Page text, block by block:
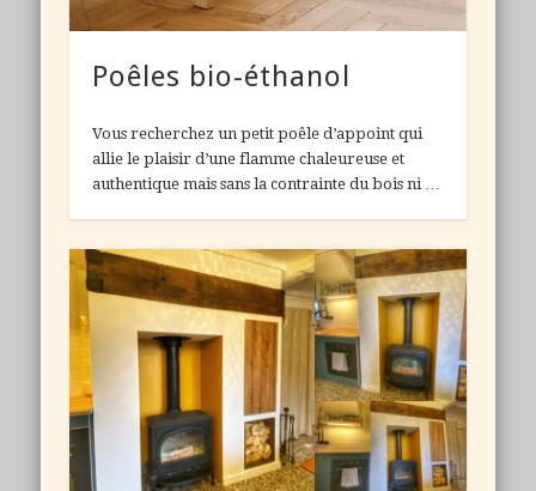
Poêles bio-éthanol
Vous recherchez un petit poêle d’appoint qui
allie le plaisir d’une flamme chaleureuse et
authentique mais sans la contrainte du bois ni …